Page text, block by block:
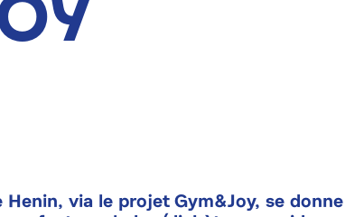
Henin, via le projet Gym&Joy, se